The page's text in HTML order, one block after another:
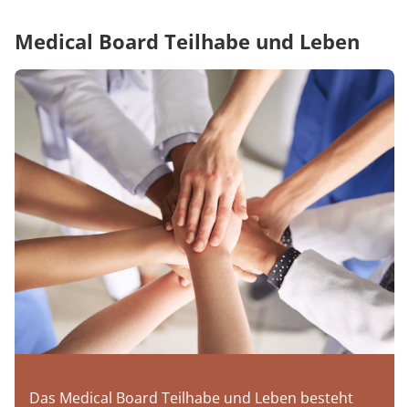
Medical Board Teilhabe und Leben
Das Medical Board Teilhabe und Leben besteht